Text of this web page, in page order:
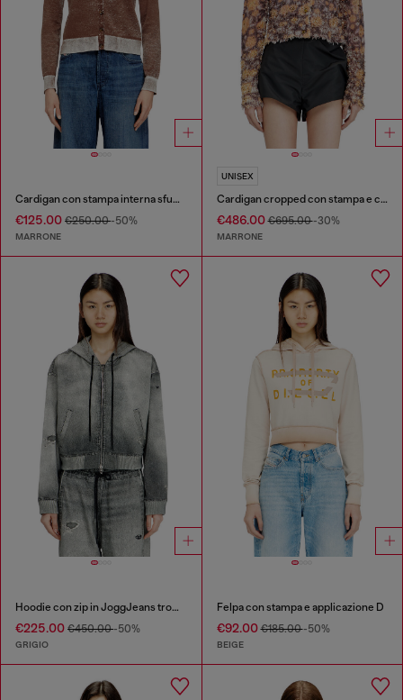
Cardigan con stampa interna sfumata
€125.00 €250.00-50%
MARRONE
UNISEX
Cardigan cropped con stampa e cristalli
€486.00€695.00-30%
MARRONE
Hoodie con zip in JoggJeans trompe l'oeil
€225.00 €450.00-50%
GRIGIO
Felpa con stampa e applicazione D
€92.00€185.00-50%
BEIGE